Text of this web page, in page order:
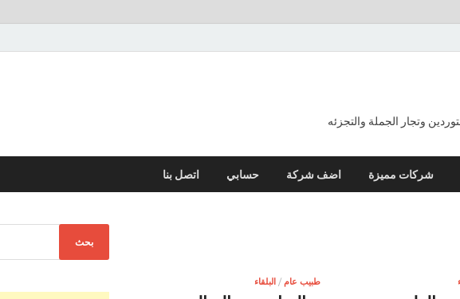
وتجار الجملة والتجزئه
شركات مميزة اضف شركة حسابي اتصل بنا
طبيب عام / البلقاء